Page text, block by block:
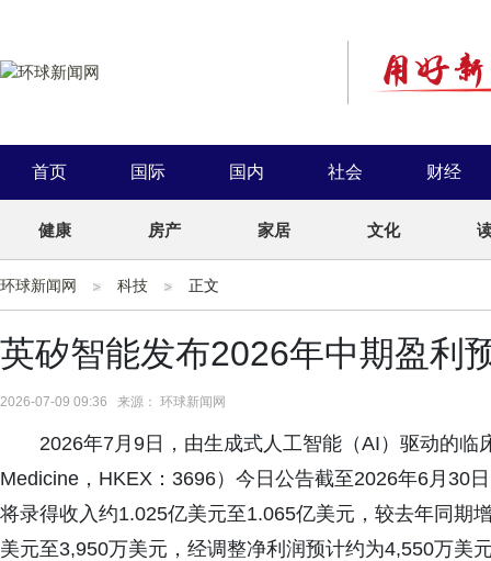
首页 国际 国内 社会 财经
健康 房产 家居 文化
环球新闻网 科技 正文
英矽智能发布2026年中期盈利
2026-07-09 09:36 来源： 环球新闻网
2026年7月9日，由生成式人工智能（AI）驱动的临
Medicine，HKEX：3696）今日公告截至2026年6月30
将录得收入约1.025亿美元至1.065亿美元，较去年同期
美元至3,950万美元，经调整净利润预计约为4,550万美